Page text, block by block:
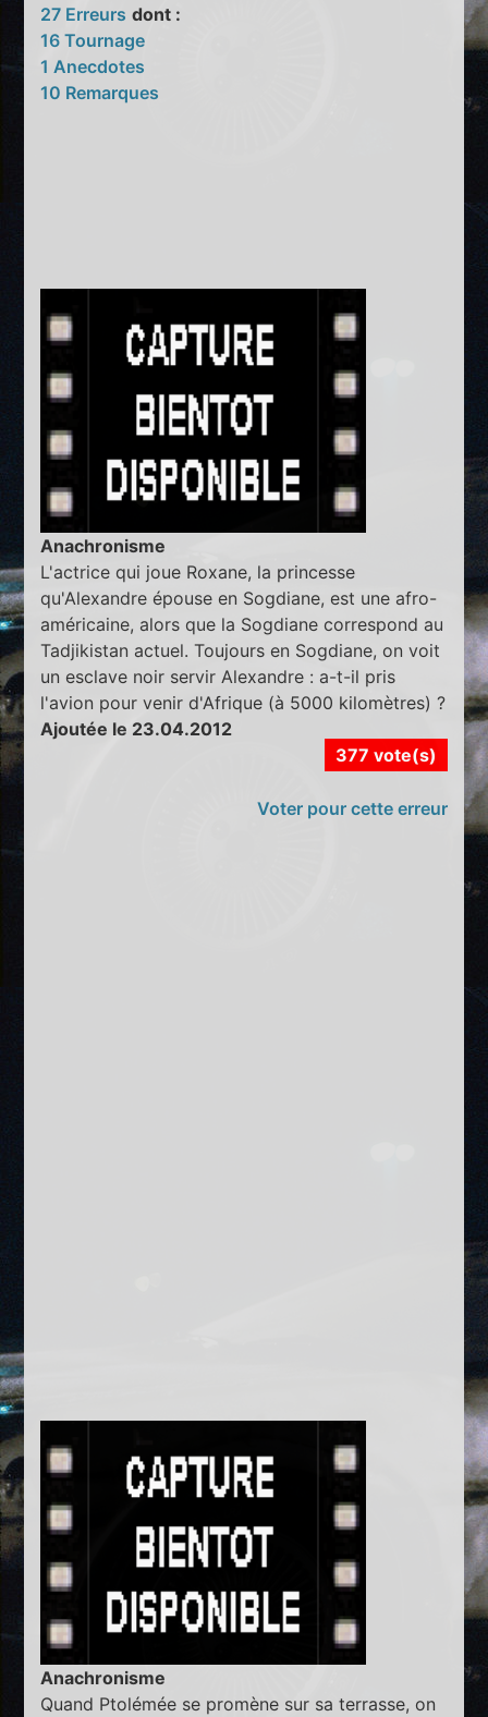
27 Erreurs dont :
16 Tournage
1 Anecdotes
10 Remarques
Anachronisme
L'actrice qui joue Roxane, la princesse
qu'Alexandre épouse en Sogdiane, est une afro-
américaine, alors que la Sogdiane correspond au
Tadjikistan actuel. Toujours en Sogdiane, on voit
un esclave noir servir Alexandre : a-t-il pris
l'avion pour venir d'Afrique (à 5000 kilomètres) ?
Ajoutée le 23.04.2012
377 vote(s)
Voter pour cette erreur
Anachronisme
Quand Ptolémée se promène sur sa terrasse, on